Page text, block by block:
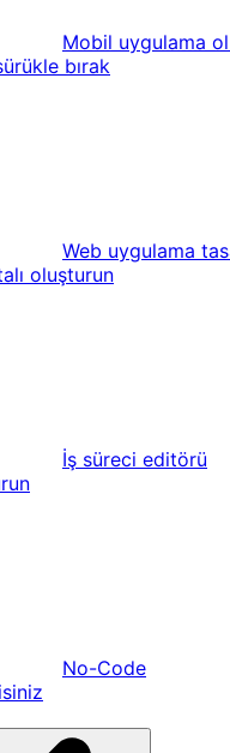
Mobil uygulama
bırak
Web uygulama
oluşturun
İş süreci editörü
No-Code